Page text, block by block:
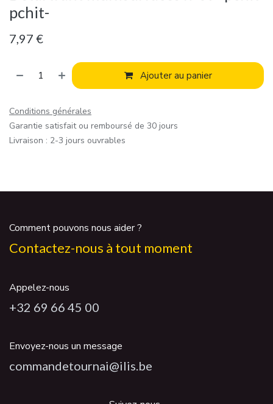
pchit-
7,97 €
Ajouter au panier
Conditions générales
Garantie satisfait ou remboursé de 30 jours
Livraison : 2-3 jours ouvrables
Comment pouvons nous aider ?
Contactez-nous à tout moment
Appelez-nous
+32 69 66 45 00
Envoyez-nous un message
commandetournai@ilis.be